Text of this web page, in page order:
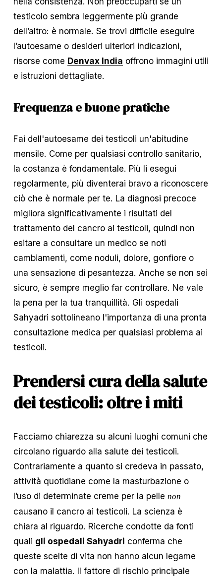
testicolo sembra leggermente più grande
dell’altro: è normale. Se trovi difficile eseguire
l’autoesame o desideri ulteriori indicazioni,
risorse come Denvax India offrono immagini utili
e istruzioni dettagliate.
Frequenza e buone pratiche
Fai dell'autoesame dei testicoli un'abitudine
mensile. Come per qualsiasi controllo sanitario,
la costanza è fondamentale. Più li esegui
regolarmente, più diventerai bravo a riconoscere
ciò che è normale per te. La diagnosi precoce
migliora significativamente i risultati del
trattamento del cancro ai testicoli, quindi non
esitare a consultare un medico se noti
cambiamenti, come noduli, dolore, gonfiore o
una sensazione di pesantezza. Anche se non sei
sicuro, è sempre meglio far controllare. Ne vale
la pena per la tua tranquillità. Gli ospedali
Sahyadri sottolineano l'importanza di una pronta
consultazione medica per qualsiasi problema ai
testicoli.
Prendersi cura della salute
dei testicoli: oltre i miti
Facciamo chiarezza su alcuni luoghi comuni che
circolano riguardo alla salute dei testicoli.
Contrariamente a quanto si credeva in passato,
attività quotidiane come la masturbazione o
l’uso di determinate creme per la pelle non
causano il cancro ai testicoli. La scienza è
chiara al riguardo. Ricerche condotte da fonti
quali gli ospedali Sahyadri conferma che
queste scelte di vita non hanno alcun legame
con la malattia. Il fattore di rischio principale